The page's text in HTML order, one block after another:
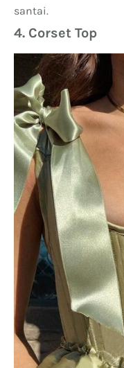
santai.
4. Corset Top